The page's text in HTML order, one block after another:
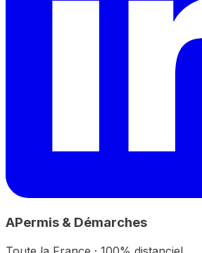
APermis & Démarches